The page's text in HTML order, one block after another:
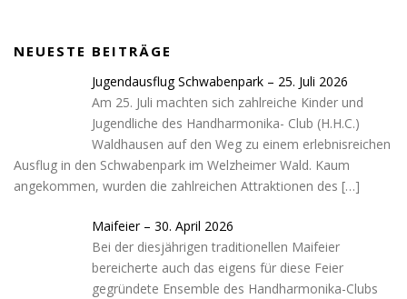
m
c
a
r
t
NEUESTE BEITRÄGE
Jugendausflug Schwabenpark – 25. Juli 2026
Am 25. Juli machten sich zahlreiche Kinder und
Jugendliche des Handharmonika- Club (H.H.C.)
Waldhausen auf den Weg zu einem erlebnisreichen
Ausflug in den Schwabenpark im Welzheimer Wald. Kaum
angekommen, wurden die zahlreichen Attraktionen des […]
Maifeier – 30. April 2026
Bei der diesjährigen traditionellen Maifeier
bereicherte auch das eigens für diese Feier
gegründete Ensemble des Handharmonika-Clubs